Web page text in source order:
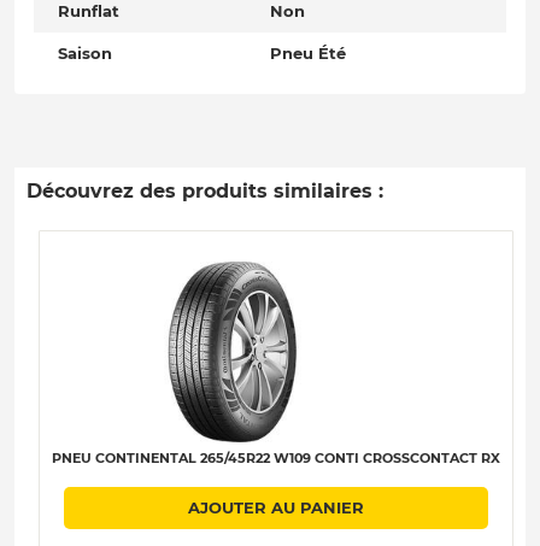
Runflat Non
Saison Pneu Été
Découvrez des produits similaires :
PNEU CONTINENTAL 265/45R22 W109 CONTI CROSSCONTACT RX
AJOUTER AU PANIER